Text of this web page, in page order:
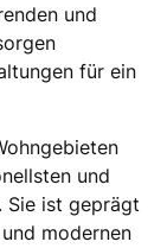
und
für ein
und
Sie ist geprägt
modernen